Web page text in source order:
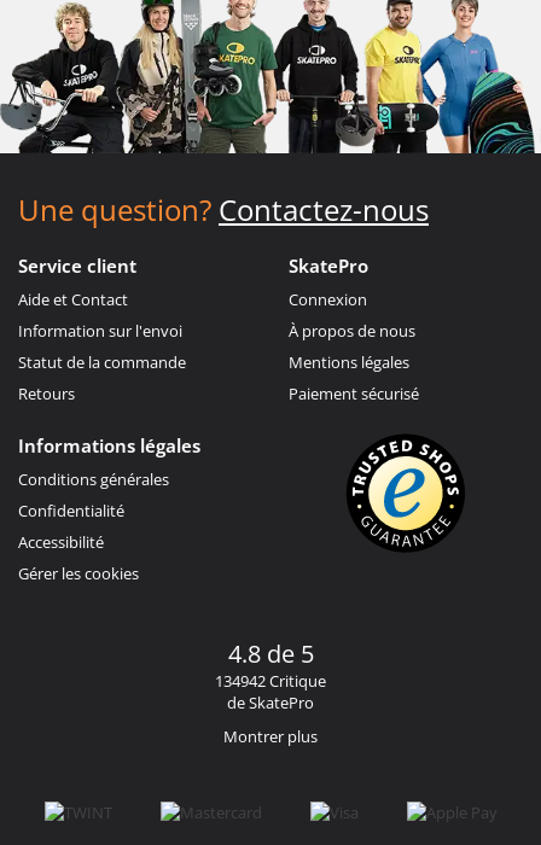
Une question? Contactez-nous
Service client
Aide et Contact
Information sur l'envoi
Statut de la commande
Retours
SkatePro
Connexion
À propos de nous
Mentions légales
Paiement sécurisé
Informations légales
Conditions générales
Confidentialité
Accessibilité
Gérer les cookies
4.8 de 5
134942 Critique
de SkatePro
Montrer plus